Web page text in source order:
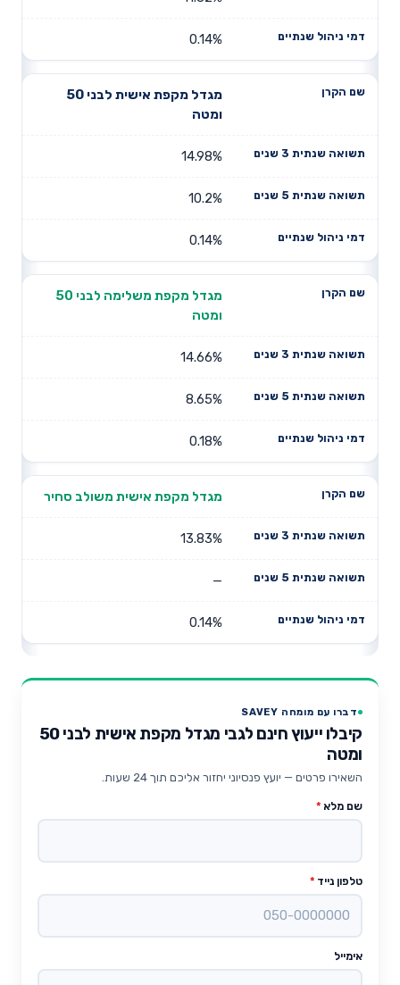
0.14%
מגדל מקפת אישית לבני 50
ומטה
14.98%
10.2%
0.14%
מגדל מקפת משלימה לבני 50
ומטה
14.66%
8.65%
0.18%
מגדל מקפת אישית משולב סחיר
13.83%
—
0.14%
דברו עם מומחה SAVEY
קיבלו ייעוץ חינם לגבי מגדל מקפת אישית לבני 50
ומטה
השאירו פרטים — יועץ פנסיוני יחזור אליכם תוך 24 שעות.
שם מלא *
טלפון נייד *
אימייל